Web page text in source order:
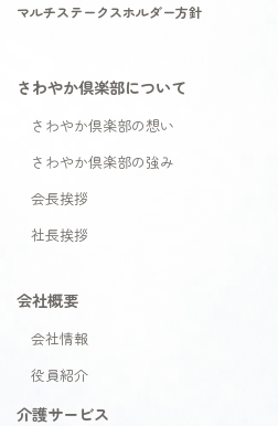
マルチステークスホルダー方針
さわやか倶楽部について
さわやか倶楽部の想い
さわやか倶楽部の強み
会長挨拶
社長挨拶
会社概要
会社情報
役員紹介
介護サービス